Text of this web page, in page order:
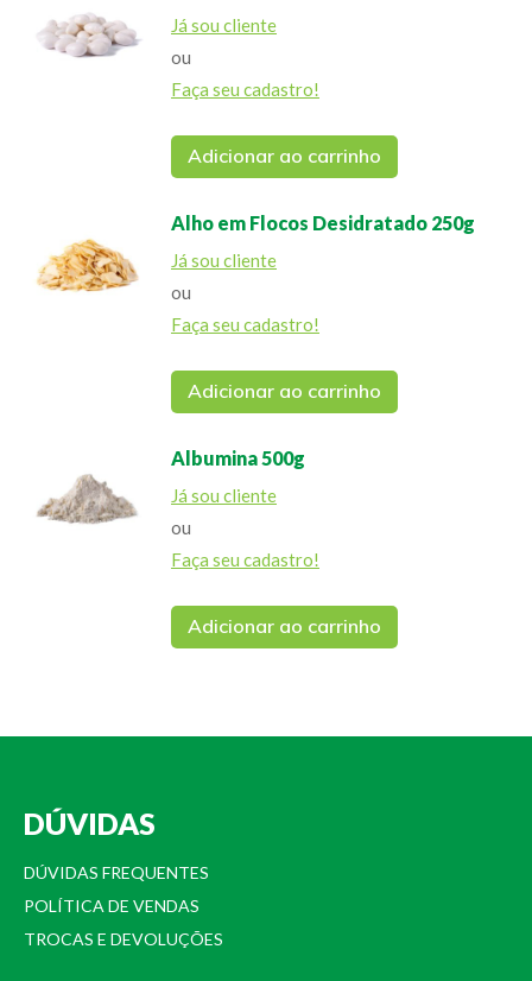
Já sou cliente
ou
Faça seu cadastro!
Adicionar ao carrinho
Alho em Flocos Desidratado 250g
Já sou cliente
ou
Faça seu cadastro!
Adicionar ao carrinho
Albumina 500g
Já sou cliente
ou
Faça seu cadastro!
Adicionar ao carrinho
DÚVIDAS
DÚVIDAS FREQUENTES
POLÍTICA DE VENDAS
TROCAS E DEVOLUÇÕES